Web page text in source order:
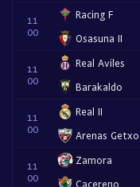
11
00
Racing F
Osasuna II
11
00
Real Aviles
Barakaldo
11
00
Real II
Arenas Getxo
11
00
Zamora
Cacereno